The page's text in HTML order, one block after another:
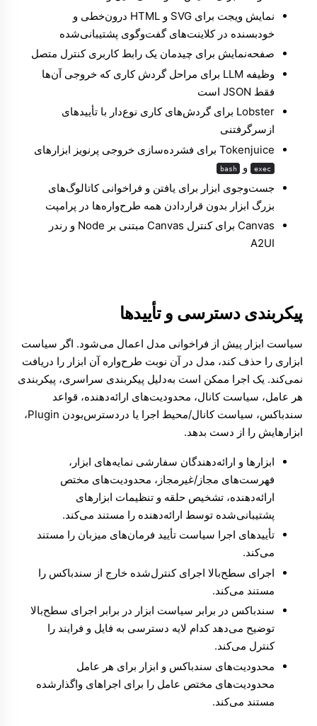
نمایش ویجت
برای SVG و HTML درون‌خطی و
خودبسنده در کلاینت‌های گفت‌وگوی پشتیبانی‌شده
صفحه‌نمایش برای چیدمان یک رابط کاربری کنترل متصل
وظیفه LLM
برای مراحل گردش کاری که خروجی آن‌ها
فقط JSON است
Lobster برای گردش‌های کاری نوع‌دار با تأییدهای
ازسرگرفتنی
Tokenjuice برای فشرده‌سازی خروجی پرنویز ابزارهای
exec و bash
جست‌وجوی ابزار برای یافتن و فراخوانی کاتالوگ‌های
بزرگ ابزار بدون قراردادن همه طرح‌واره‌ها در پرامپت
Canvas
برای کنترل Canvas مبتنی بر Node و رندر
A2UI
پیکربندی دسترسی و تأییدها
سیاست ابزار پیش از فراخوانی مدل اعمال می‌شود. اگر سیاست
ابزاری را حذف کند، مدل در آن نوبت طرح‌واره آن ابزار را دریافت
نمی‌کند. یک اجرا ممکن است به‌دلیل پیکربندی سراسری، پیکربندی
هر عامل، سیاست کانال، محدودیت‌های ارائه‌دهنده، قواعد
سندباکس، سیاست کانال/محیط اجرا یا دردسترس‌بودن Plugin،
ابزارهایش را از دست بدهد.
ابزارها و ارائه‌دهندگان سفارشی نمایه‌های ابزار،
فهرست‌های مجاز/غیرمجاز، محدودیت‌های مختص
ارائه‌دهنده، تشخیص حلقه و تنظیمات ابزارهای
پشتیبانی‌شده توسط ارائه‌دهنده را مستند می‌کند.
تأییدهای اجرا سیاست تأیید فرمان‌های میزبان را مستند
می‌کند.
اجرای سطح‌بالا اجرای کنترل‌شده خارج از سندباکس را
مستند می‌کند.
سندباکس در برابر سیاست ابزار در برابر اجرای سطح‌بالا
توضیح می‌دهد کدام لایه دسترسی به فایل و فرایند را
کنترل می‌کند.
محدودیت‌های سندباکس و ابزار برای هر عامل
محدودیت‌های مختص عامل را برای اجراهای واگذارشده
مستند می‌کند.